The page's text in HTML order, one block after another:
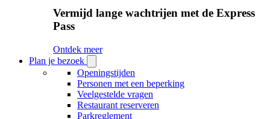
Vermijd lange wachtrijen met de Express
Pass
Ontdek meer
Plan je bezoek
Plan
je
bezoek
submenu
Openingstijden
Personen met een beperking
Veelgestelde vragen
Restaurant reserveren
Parkreglement